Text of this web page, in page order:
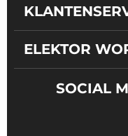
ELEKTOR
SOCIAL